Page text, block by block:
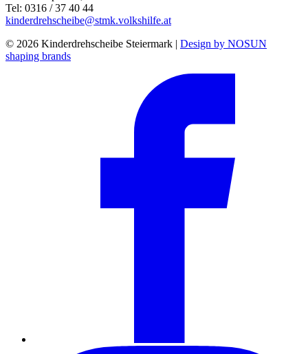
Tel: 0316 / 37 40 44
kinderdrehscheibe@stmk.volkshilfe.at
© 2026 Kinderdrehscheibe Steiermark | Design by NOSUN
shaping brands